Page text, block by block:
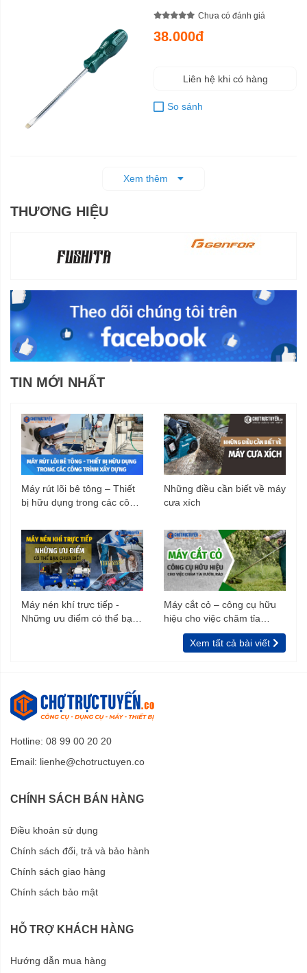
Chưa có đánh giá
38.000đ
Liên hệ khi có hàng
So sánh
Xem thêm
THƯƠNG HIỆU
TIN MỚI NHẤT
Máy rút lõi bê tông – Thiết
bị hữu dụng trong các công
Những điều cần biết về máy
cưa xích
Máy nén khí trực tiếp -
Những ưu điểm có thể bạn
Máy cắt cỏ – công cụ hữu
hiệu cho việc chăm tỉa
vườn, rào
Xem tất cả bài viết
Hotline: 08 99 00 20 20
Email: lienhe@chotructuyen.co
CHÍNH SÁCH BÁN HÀNG
Điều khoản sử dụng
Chính sách đổi, trả và bảo hành
Chính sách giao hàng
Chính sách bảo mật
HỖ TRỢ KHÁCH HÀNG
Hướng dẫn mua hàng